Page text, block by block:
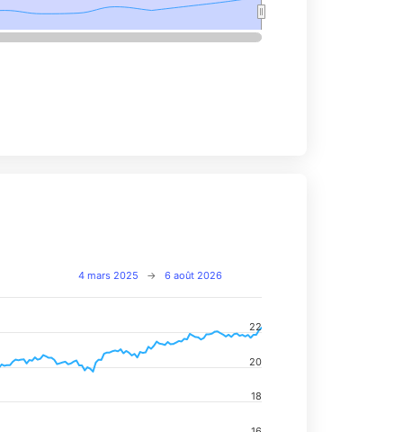
x-axis.
navigator-y-axis.
4 mars 2025 → 6 août 2026
18
20
22